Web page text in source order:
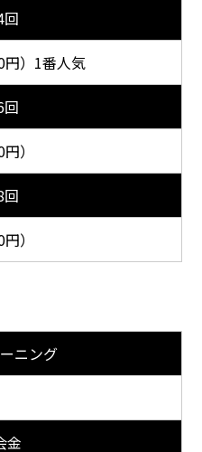
回
） 1番人気
回
）
回
）
ニング
金